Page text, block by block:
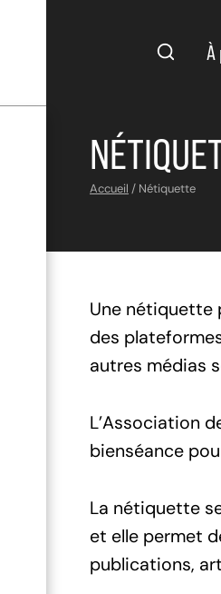
À
Accueil / Nétiquette
Une nétiquette
des
autres médias
L’Association
bienséance
La nétiquette
et elle permet
publications,